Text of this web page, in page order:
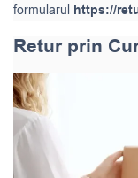
formularul https://
Retur prin